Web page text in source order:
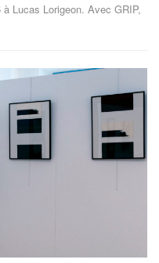
Lucas Lorigeon. Avec GRIP,